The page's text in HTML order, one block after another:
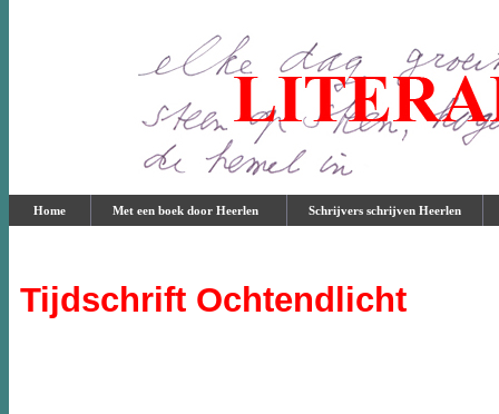
Home Met een boek door Heerlen Schrijvers schrijven Heerlen
Tijdschrift Ochtendlicht